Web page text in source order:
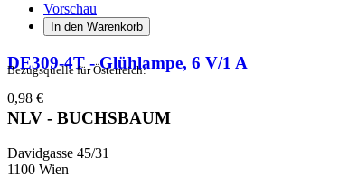
Vorschau
In den Warenkorb
DE309-4T - Glühlampe, 6 V/1 A
0,98 €
Bezugsquelle für Österreich:
NLV - BUCHSBAUM
Davidgasse 45/31
1100 Wien